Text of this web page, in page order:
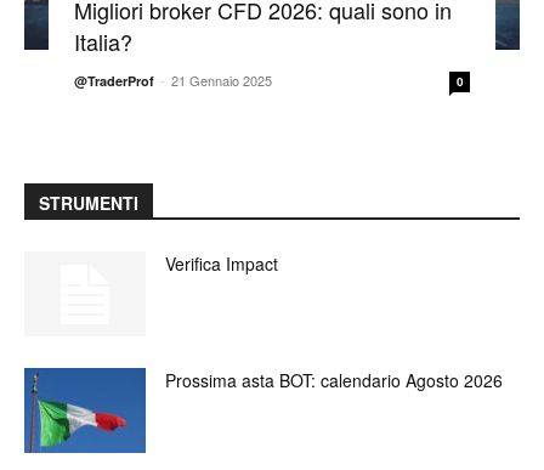
Migliori broker CFD 2026: quali sono in
Italia?
@TraderProf - 21 Gennaio 2025 0
STRUMENTI
Verifica Impact
Prossima asta BOT: calendario Agosto 2026